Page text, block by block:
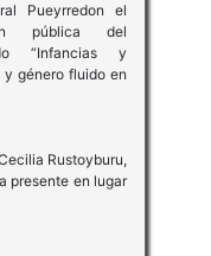
Pueyrredon el
pública del
“Infancias y
género fluido en
Rustoyburu,
presente en lugar